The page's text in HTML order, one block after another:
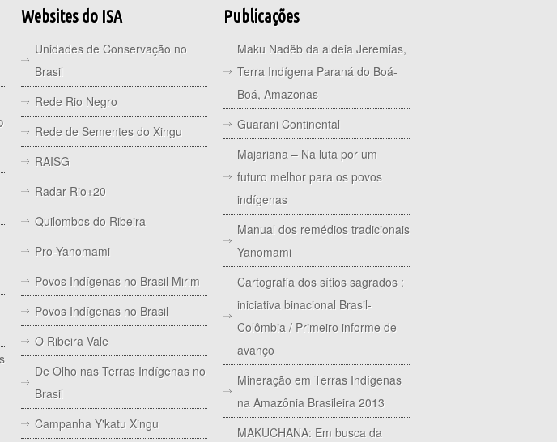
Websites do ISA
Unidades de Conservação no
Brasil
Rede Rio Negro
Rede de Sementes do Xingu
RAISG
Radar Rio+20
Quilombos do Ribeira
Pro-Yanomami
Povos Indígenas no Brasil Mirim
Povos Indígenas no Brasil
O Ribeira Vale
De Olho nas Terras Indígenas no
Brasil
Campanha Y'katu Xingu
Publicações
Maku Nadëb da aldeia Jeremias,
Terra Indígena Paraná do Boá-
Boá, Amazonas
Guarani Continental
Majariana – Na luta por um
futuro melhor para os povos
indígenas
Manual dos remédios tradicionais
Yanomami
Cartografia dos sítios sagrados :
iniciativa binacional Brasil-
Colômbia / Primeiro informe de
avanço
Mineração em Terras Indígenas
na Amazônia Brasileira 2013
MAKUCHANA: Em busca da